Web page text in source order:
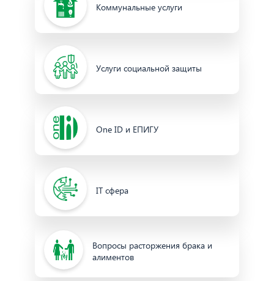
Коммунальные услуги
Услуги социальной защиты
One ID и ЕПИГУ
IT сфера
Вопросы расторжения брака и
алиментов